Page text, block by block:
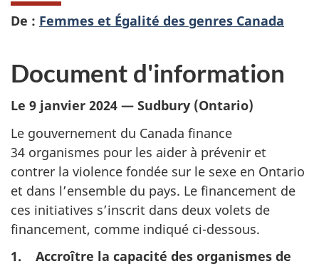
De : Femmes et Égalité des genres Canada
Document d'information
Le 9 janvier 2024 — Sudbury (Ontario)
Le gouvernement du Canada finance
34 organismes pour les aider à prévenir et
contrer la violence fondée sur le sexe en Ontario
et dans l’ensemble du pays. Le financement de
ces initiatives s’inscrit dans deux volets de
financement, comme indiqué ci-dessous.
1. Accroître la capacité des organismes de